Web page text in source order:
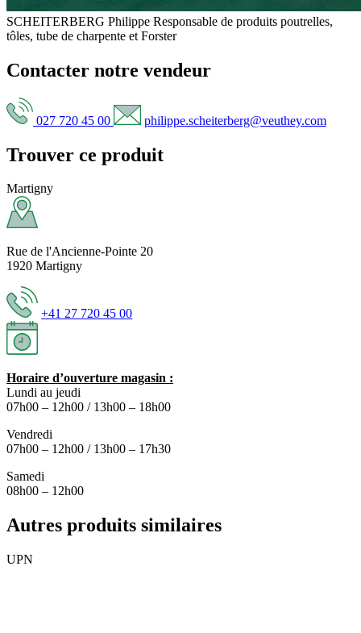
SCHEITERBERG Philippe Responsable de produits poutrelles,
tôles, tube de charpente et Forster
Contacter notre vendeur
027 720 45 00 philippe.scheiterberg@veuthey.com
Trouver ce produit
Martigny
Rue de l'Ancienne-Pointe 20
1920 Martigny
+41 27 720 45 00
Horaire d’ouverture magasin :
Lundi au jeudi
07h00 – 12h00 / 13h00 – 18h00
Vendredi
07h00 – 12h00 / 13h00 – 17h30
Samedi
08h00 – 12h00
Autres produits similaires
UPN